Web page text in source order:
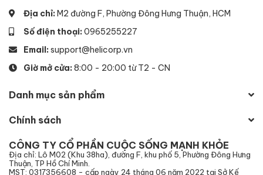
Hiệu suất và chức năng máy cũ có thể không đảm bảo
khi mua cũ ở những nơi kém uy tín
Địa chỉ: M2 đường F, Phường Đông Hưng Thuận, HCM
Số điện thoại: 0965255227
Email: support@helicorp.vn
Giờ mở cửa: 8:00 - 20:00 từ T2 - CN
Danh mục sản phẩm
Chính sách
CÔNG TY CỔ PHẦN CUỘC SỐNG MẠNH KHỎE
Địa chỉ: Lô M02 (Khu 38ha), đường F, khu phố 5, Phường Đông Hưng
Thuận, TP Hồ Chí Minh.
MST: 0317356608 - cấp ngày 24 tháng 06 năm 2022 tại Sở Kế